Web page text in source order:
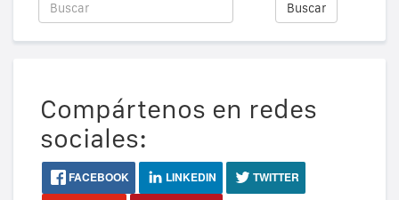
Buscar
Compártenos en redes
sociales:
FACEBOOK LINKEDIN
TWITTER